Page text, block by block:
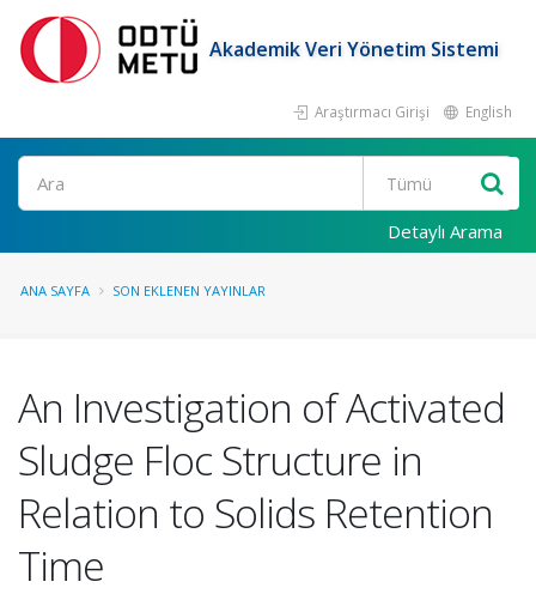
Akademik Veri Yönetim Sistemi
Araştırmacı Girişi English
Ara
Detaylı Arama
ANA SAYFA SON EKLENEN YAYINLAR
An Investigation of Activated
Sludge Floc Structure in
Relation to Solids Retention
Time